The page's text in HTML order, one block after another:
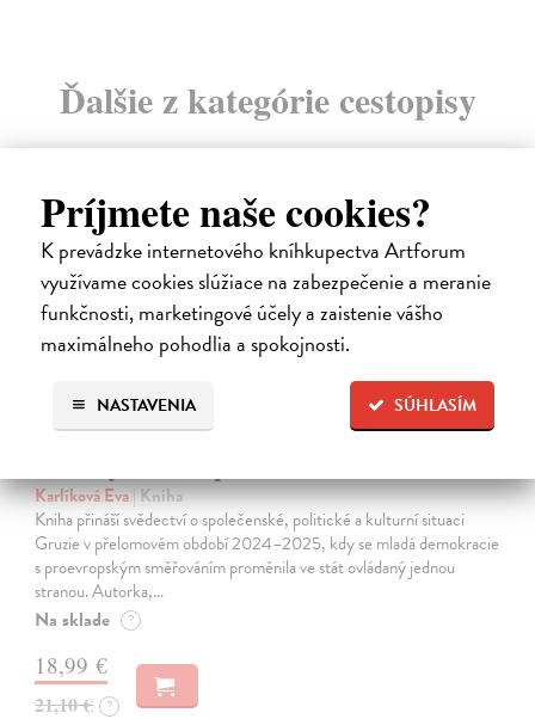
Príjmete naše cookies?
K prevádzke internetového kníhkupectva Artforum
využívame cookies slúžiace na zabezpečenie a meranie
funkčnosti, marketingové účely a zaistenie vášho
maximálneho pohodlia a spokojnosti.
SÚHLASÍM
NASTAVENIA
Ďalšie z kategórie cestopisy
na sklade
novinka
Karlíková Eva| Kniha
Kniha přináší svědectví o společenské, politické a kulturní situaci
Gruzie v přelomovém období 2024–2025, kdy se mladá demokracie
s proevropským směřováním proměnila ve stát ovládaný jednou
stranou. Autorka,…
Na sklade ?
18,99 €
21,10 € ?